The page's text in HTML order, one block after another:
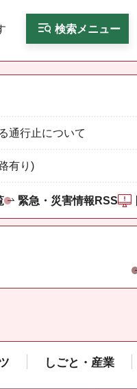
検索メニュー
通行止について
有り)
緊急・災害情報RSS
しごと・産業